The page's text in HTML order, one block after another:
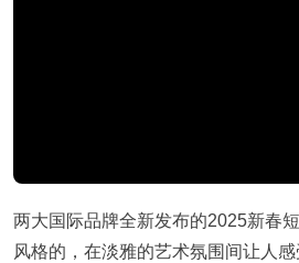
两大国际品牌全新发布的2025新春
风格的，在淡雅的艺术氛围间让人